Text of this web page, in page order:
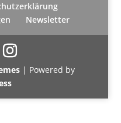
Newsletter
| Powered by